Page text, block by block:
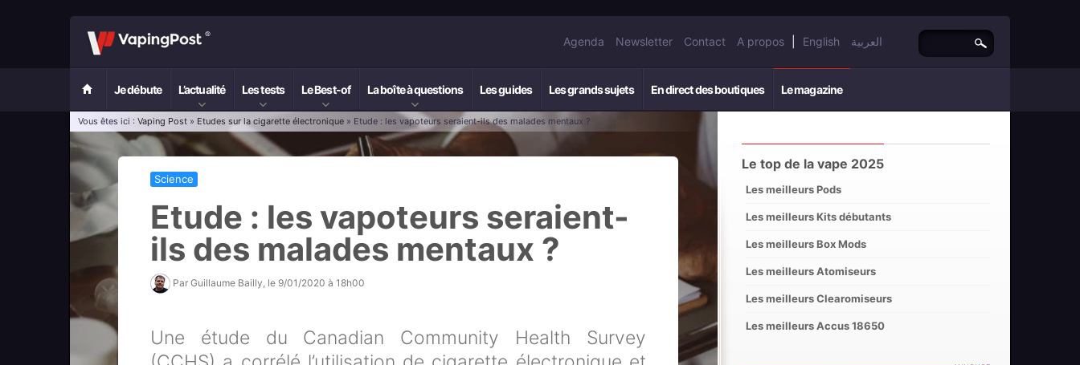
Agenda Newsletter Contact A propos English العربية
Je débute L’actualité Les tests Le Best-of La boîte à questions Les guides Les grands sujets En direct des boutiques Le magazine
Vous êtes ici : Vaping Post » Etudes sur la cigarette électronique » Etude : les vapoteurs seraient-ils des malades mentaux ?
Science
Etude : les vapoteurs seraient-
ils des malades mentaux ?
Par Guillaume Bailly , le 9/01/2020 à 18h00
Une étude du Canadian Community Health Survey
Le top de la vape 2025
Les meilleurs Pods
Les meilleurs Kits débutants
Les meilleurs Box Mods
Les meilleurs Atomiseurs
Les meilleurs Clearomiseurs
Les meilleurs Accus 18650